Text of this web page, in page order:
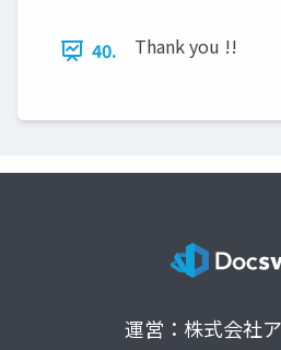
40. Thank you !!
運営：株式会社